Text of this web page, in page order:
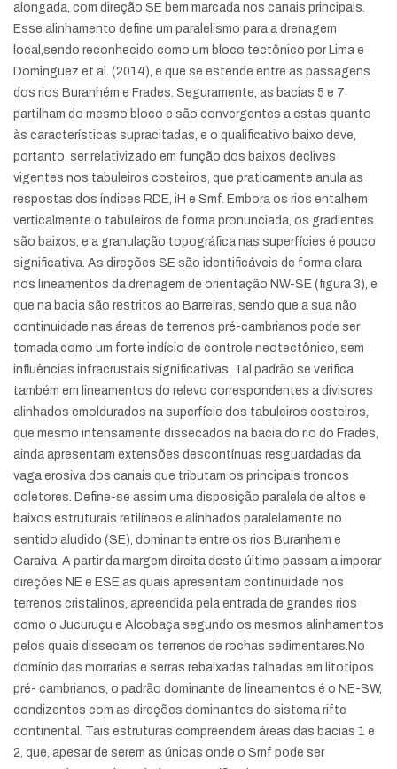
alongada, com direção SE bem marcada nos canais principais.
Esse alinhamento define um paralelismo para a drenagem
local,sendo reconhecido como um bloco tectônico por Lima e
Dominguez et al. (2014), e que se estende entre as passagens
dos rios Buranhém e Frades. Seguramente, as bacias 5 e 7
partilham do mesmo bloco e são convergentes a estas quanto
às características supracitadas, e o qualificativo baixo deve,
portanto, ser relativizado em função dos baixos declives
vigentes nos tabuleiros costeiros, que praticamente anula as
respostas dos índices RDE, iH e Smf. Embora os rios entalhem
verticalmente o tabuleiros de forma pronunciada, os gradientes
são baixos, e a granulação topográfica nas superfícies é pouco
significativa. As direções SE são identificáveis de forma clara
nos lineamentos da drenagem de orientação NW-SE (figura 3), e
que na bacia são restritos ao Barreiras, sendo que a sua não
continuidade nas áreas de terrenos pré-cambrianos pode ser
tomada como um forte indício de controle neotectônico, sem
influências infracrustais significativas. Tal padrão se verifica
também em lineamentos do relevo correspondentes a divisores
alinhados emoldurados na superfície dos tabuleiros costeiros,
que mesmo intensamente dissecados na bacia do rio do Frades,
ainda apresentam extensões descontínuas resguardadas da
vaga erosiva dos canais que tributam os principais troncos
coletores. Define-se assim uma disposição paralela de altos e
baixos estruturais retilíneos e alinhados paralelamente no
sentido aludido (SE), dominante entre os rios Buranhem e
Caraíva. A partir da margem direita deste último passam a imperar
direções NE e ESE,as quais apresentam continuidade nos
terrenos cristalinos, apreendida pela entrada de grandes rios
como o Jucuruçu e Alcobaça segundo os mesmos alinhamentos
pelos quais dissecam os terrenos de rochas sedimentares.No
domínio das morrarias e serras rebaixadas talhadas em litotipos
pré- cambrianos, o padrão dominante de lineamentos é o NE-SW,
condizentes com as direções dominantes do sistema rifte
continental. Tais estruturas compreendem áreas das bacias 1 e
2, que, apesar de serem as únicas onde o Smf pode ser